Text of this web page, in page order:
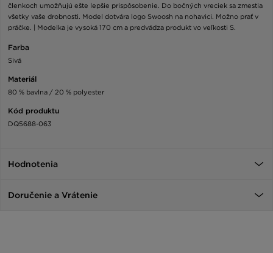
členkoch umožňujú ešte lepšie prispôsobenie. Do bočných vreciek sa zmestia
všetky vaše drobnosti. Model dotvára logo Swoosh na nohavici. Možno prať v
práčke. | Modelka je vysoká 170 cm a predvádza produkt vo veľkosti S.
Farba
Sivá
Materiál
80 % bavlna / 20 % polyester
Kód produktu
DQ5688-063
Hodnotenia
Doručenie a Vrátenie